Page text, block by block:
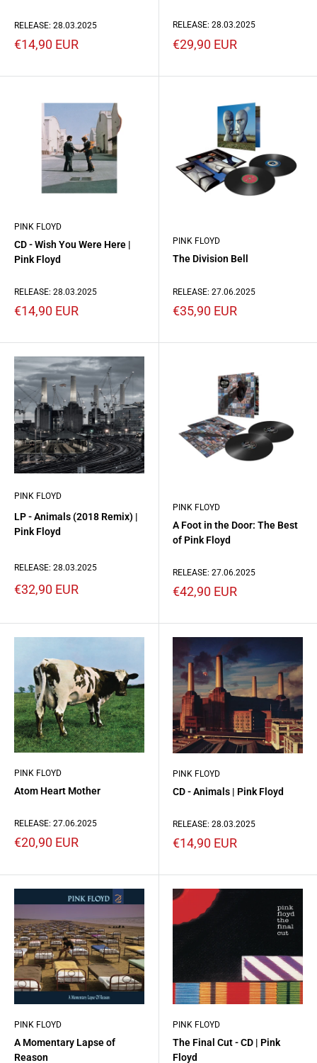
RELEASE: 28.03.2025
Prezzo
€14,90 EUR
RELEASE: 28.03.2025
Prezzo
€29,90 EUR
PINK FLOYD
CD - Wish You Were Here |
Pink Floyd
RELEASE: 28.03.2025
Prezzo
€14,90 EUR
PINK FLOYD
The Division Bell
RELEASE: 27.06.2025
Prezzo
€35,90 EUR
PINK FLOYD
LP - Animals (2018 Remix) |
Pink Floyd
RELEASE: 28.03.2025
Prezzo
€32,90 EUR
PINK FLOYD
A Foot in the Door: The Best
of Pink Floyd
RELEASE: 27.06.2025
Prezzo
€42,90 EUR
PINK FLOYD
Atom Heart Mother
RELEASE: 27.06.2025
Prezzo
€20,90 EUR
PINK FLOYD
CD - Animals | Pink Floyd
RELEASE: 28.03.2025
Prezzo
€14,90 EUR
PINK FLOYD
A Momentary Lapse of
Reason
PINK FLOYD
The Final Cut - CD | Pink
Floyd